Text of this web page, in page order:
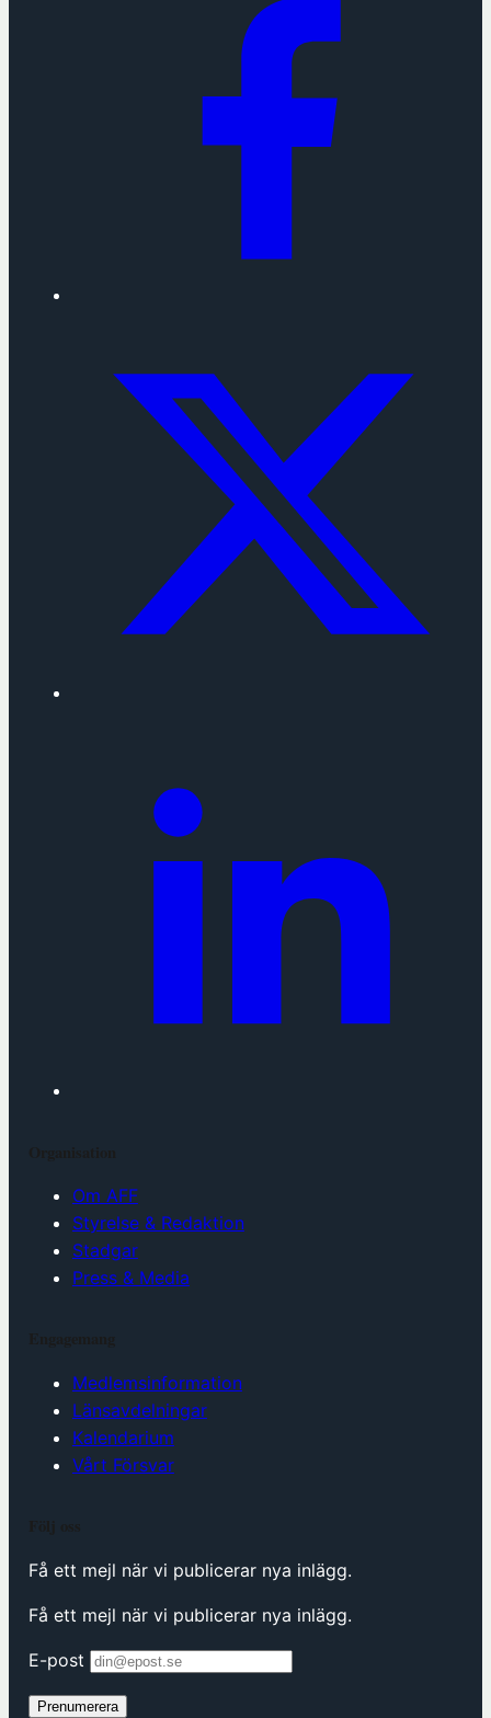
Om AFF
Styrelse & Redaktion
Stadgar
Press & Media
Medlemsinformation
Länsavdelningar
Kalendarium
Vårt Försvar
Få ett mejl när vi publicerar nya inlägg.
Få ett mejl när vi publicerar nya inlägg.
E-post
Prenumerera